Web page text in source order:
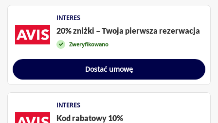
INTERES
20% zniżki – Twoja pierwsza rezerwacja
Zweryfikowano
Dostać umowę
INTERES
Kod rabatowy 10%